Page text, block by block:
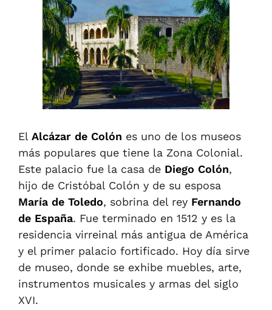
El Alcázar de Colón es uno de los museos
más populares que tiene la Zona Colonial.
Este palacio fue la casa de Diego Colón,
hijo de Cristóbal Colón y de su esposa
María de Toledo, sobrina del rey Fernando
de España. Fue terminado en 1512 y es la
residencia virreinal más antigua de América
y el primer palacio fortificado. Hoy día sirve
de museo, donde se exhibe muebles, arte,
instrumentos musicales y armas del siglo
XVI.